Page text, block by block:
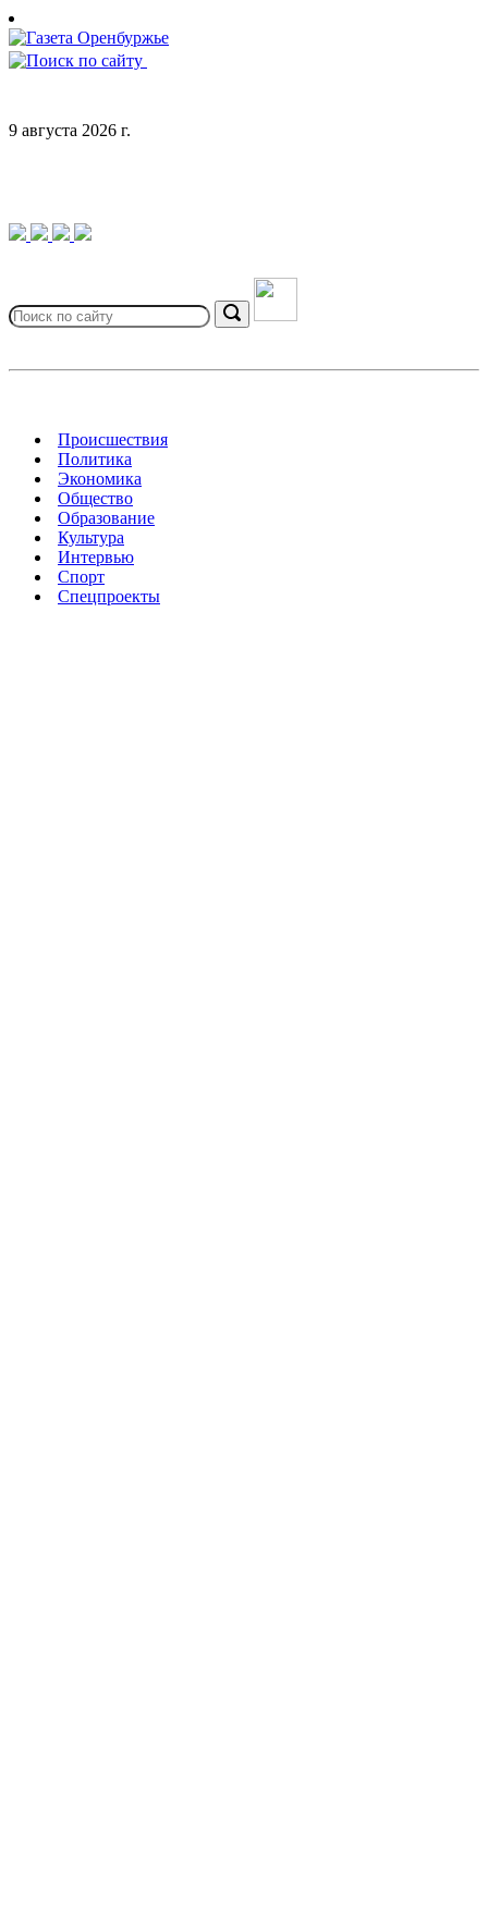
Skip
to
content
9 августа 2026 г.
for:
Search
Происшествия
Политика
Экономика
Общество
Образование
Культура
Интервью
Спорт
Спецпроекты